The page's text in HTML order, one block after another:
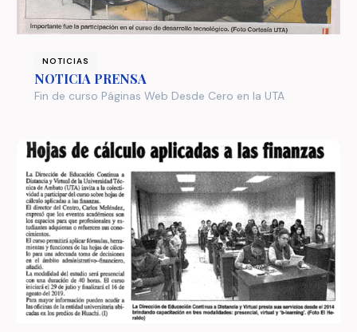
NOTICIAS
NOTICIA PRENSA
Fin de curso Páginas Web Desde Cero en la UTA